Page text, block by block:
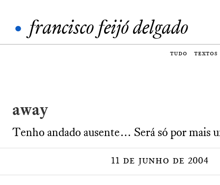
• francisco feijó delgado
tudo textos
away
Tenho andado ausente… Será só por mais
11 de junho de 2004